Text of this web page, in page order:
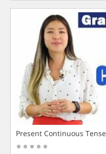
Present Continuous Tense